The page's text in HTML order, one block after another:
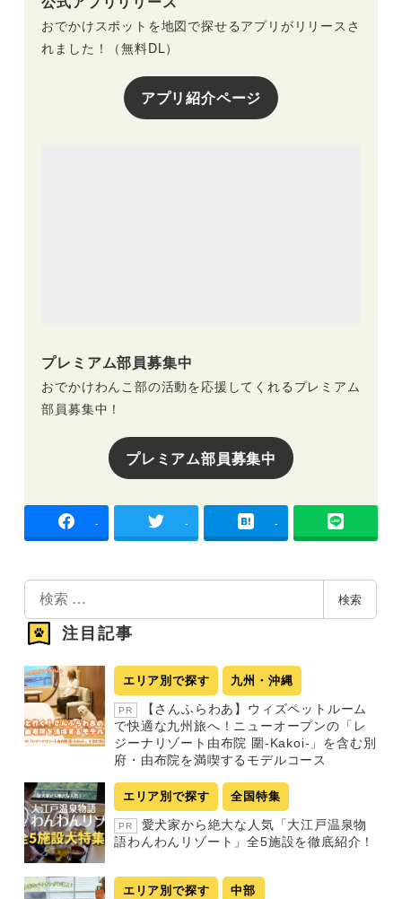
おでかけスポットを地図で探せるアプリがリリースさ
れました！（無料DL）
アプリ紹介ページ
プレミアム部員募集中
おでかけわんこ部の活動を応援してくれるプレミアム
部員募集中！
プレミアム部員募集中
- - -
索
検索
注目記事
エリア別で探す 九州・沖縄
PR
【さんふらわあ】ウィズペットルーム
で快適な九州旅へ！ニューオープンの「レ
ジーナリゾート由布院 圍-Kakoi-」を含む別
府・由布院を満喫するモデルコース
エリア別で探す 全国特集
PR
愛犬家から絶大な人気「大江戸温泉物
語わんわんリゾート」全5施設を徹底紹介！
エリア別で探す 中部